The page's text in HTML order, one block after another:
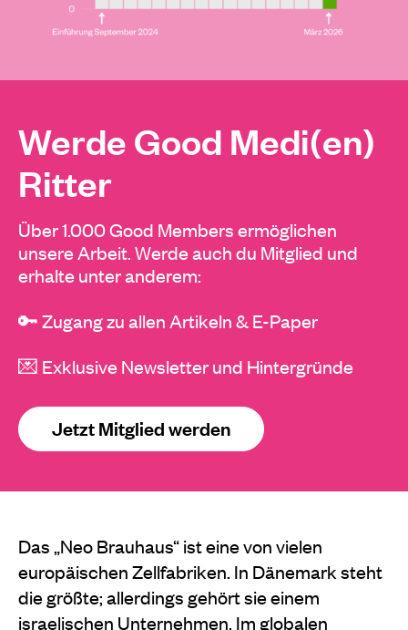
Werde Good Medi(en)
Ritter
Über 1.000 Good Members ermöglichen
unsere Arbeit. Werde auch du Mitglied und
erhalte unter anderem:
🔑 Zugang zu allen Artikeln & E-Paper
💌 Exklusive Newsletter und Hintergründe
Jetzt Mitglied werden
Das „Neo Brauhaus“ ist eine von vielen
europäischen Zellfabriken. In Dänemark steht
die größte; allerdings gehört sie einem
israelischen Unternehmen. Im globalen